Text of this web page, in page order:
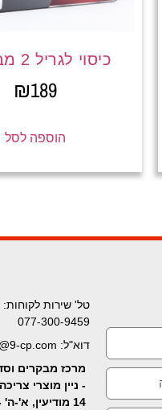
כיסוי לגריל 2 מבערים
₪189
הוספה לסל
טל' שירות לקוחות:
077-300-9459
דוא"ל: info@9-cp.com
מרכז מבקרים
- ניין מוצרי